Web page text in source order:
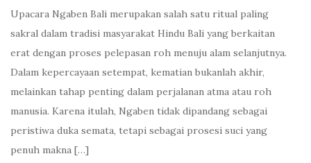
Upacara Ngaben Bali merupakan salah satu ritual paling
sakral dalam tradisi masyarakat Hindu Bali yang berkaitan
erat dengan proses pelepasan roh menuju alam selanjutnya.
Dalam kepercayaan setempat, kematian bukanlah akhir,
melainkan tahap penting dalam perjalanan atma atau roh
manusia. Karena itulah, Ngaben tidak dipandang sebagai
peristiwa duka semata, tetapi sebagai prosesi suci yang
penuh makna […]